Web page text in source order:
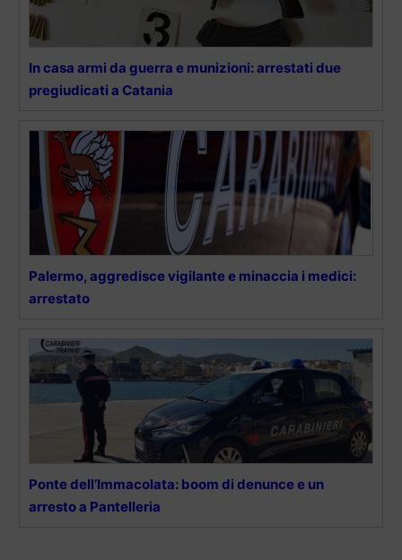
In casa armi da guerra e munizioni: arrestati due
pregiudicati a Catania
Palermo, aggredisce vigilante e minaccia i medici:
arrestato
Ponte dell’Immacolata: boom di denunce e un
arresto a Pantelleria